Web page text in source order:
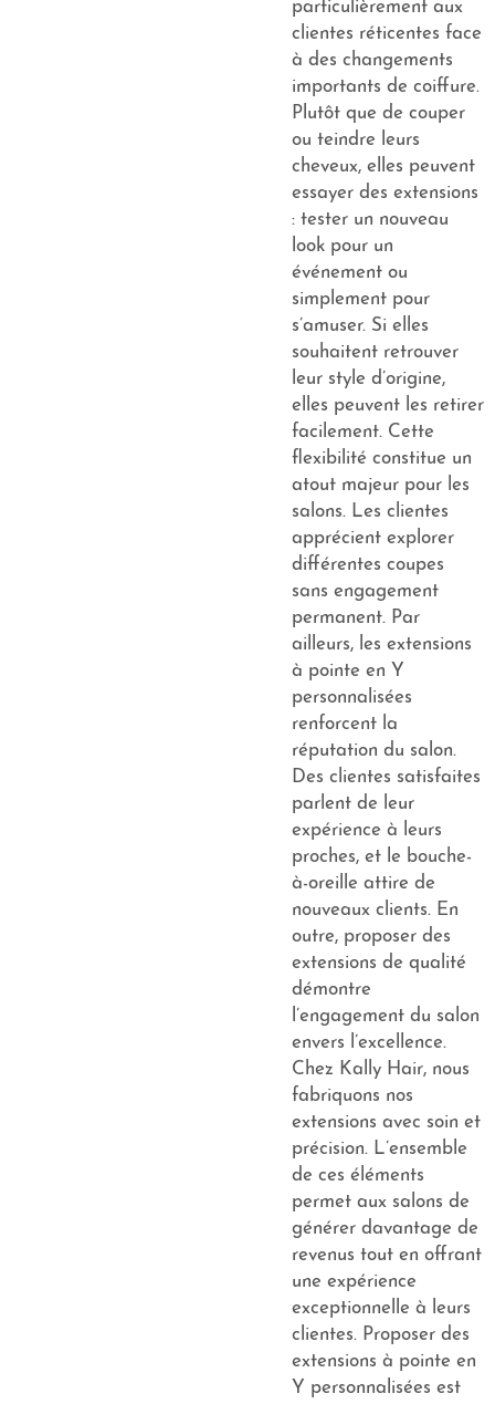
particulièrement aux
clientes réticentes face
à des changements
importants de coiffure.
Plutôt que de couper
ou teindre leurs
cheveux, elles peuvent
essayer des extensions
: tester un nouveau
look pour un
événement ou
simplement pour
s’amuser. Si elles
souhaitent retrouver
leur style d’origine,
elles peuvent les retirer
facilement. Cette
flexibilité constitue un
atout majeur pour les
salons. Les clientes
apprécient explorer
différentes coupes
sans engagement
permanent. Par
ailleurs, les extensions
à pointe en Y
personnalisées
renforcent la
réputation du salon.
Des clientes satisfaites
parlent de leur
expérience à leurs
proches, et le bouche-
à-oreille attire de
nouveaux clients. En
outre, proposer des
extensions de qualité
démontre
l’engagement du salon
envers l’excellence.
Chez Kally Hair, nous
fabriquons nos
extensions avec soin et
précision. L’ensemble
de ces éléments
permet aux salons de
générer davantage de
revenus tout en offrant
une expérience
exceptionnelle à leurs
clientes. Proposer des
extensions à pointe en
Y personnalisées est